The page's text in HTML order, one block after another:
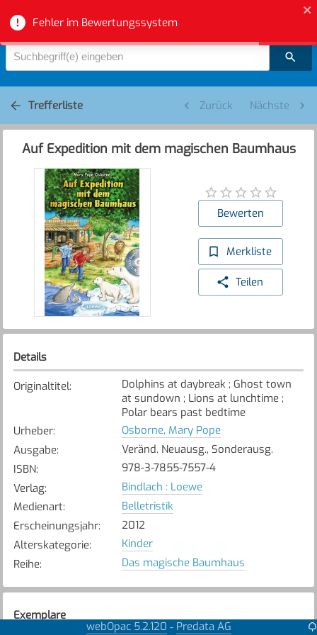
Fehler im Bewertungssystem
Bibliotheksverbund Aargau - Suche
Suchbegriff(e) eingeben
Trefferliste Zurück Nächste
Auf Expedition mit dem magischen Baumhaus
Bewerten
Merkliste
Teilen
Details
Originaltitel:
Dolphins at daybreak ; Ghost town
at sundown ; Lions at lunchtime ;
Polar bears past bedtime
Urheber:
Osborne, Mary Pope
Ausgabe:
Veränd. Neuausg., Sonderausg.
ISBN:
978-3-7855-7557-4
Verlag:
Bindlach : Loewe
Medienart:
Belletristik
Erscheinungsjahr:
2012
Alterskategorie:
Kinder
Reihe: Das magische Baumhaus
Exemplare
webOpac 5.2.120 - Predata AG